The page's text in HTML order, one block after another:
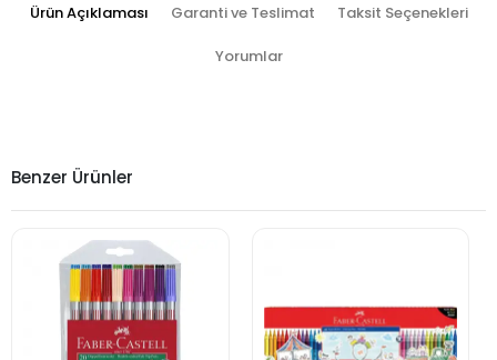
Ürün Açıklaması Garanti ve Teslimat Taksit Seçenekleri
Yorumlar
Benzer Ürünler